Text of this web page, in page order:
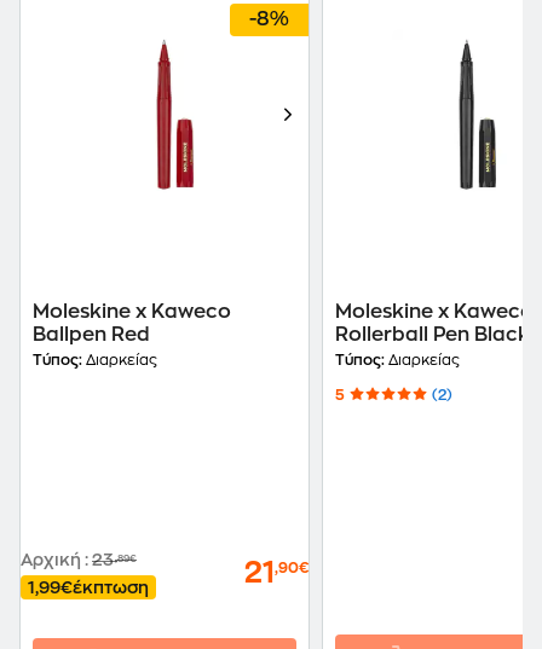
-8%
Moleskine x Kaweco
Ballpen Red
Τύπος: Διαρκείας
Αρχική : 23,89€
1,99€έκπτωση 21 ,90€
Moleskine x Kaweco
Rollerball Pen Black
Τύπος: Διαρκείας
5 (2)